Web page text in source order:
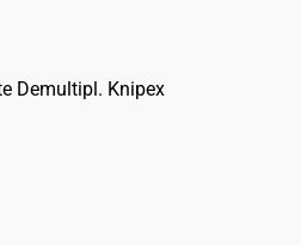
Demultipl. Knipex